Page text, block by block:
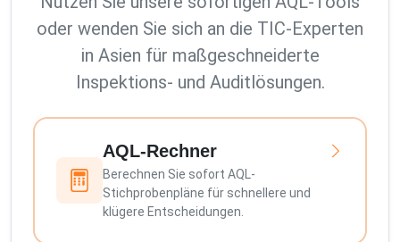
oder wenden Sie sich an die TIC-Experten
in Asien für maßgeschneiderte
Inspektions- und Auditlösungen.
AQL-Rechner
Berechnen Sie sofort AQL-
Stichprobenpläne für schnellere und
klügere Entscheidungen.